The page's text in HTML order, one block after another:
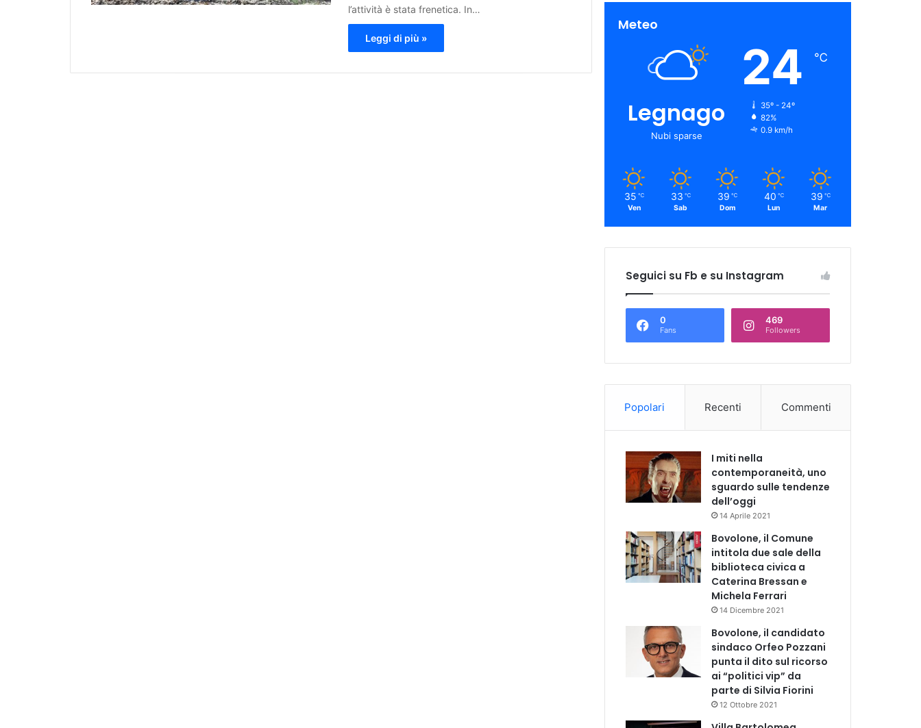
l’attività è stata frenetica. In…
Leggi di più »
Meteo
Legnago
Nubi sparse
24 ℃
35º - 24º
82%
0.9 km/h
35 ℃
Ven
33 ℃
Sab
39 ℃
Dom
40 ℃
Lun
39 ℃
Mar
Seguici su Fb e su Instagram
0
Fans
469
Followers
Popolari Recenti Commenti
I miti nella
contemporaneità, uno
sguardo sulle tendenze
dell’oggi
14 Aprile 2021
Bovolone, il Comune
intitola due sale della
biblioteca civica a
Caterina Bressan e
Michela Ferrari
14 Dicembre 2021
Bovolone, il candidato
sindaco Orfeo Pozzani
punta il dito sul ricorso
ai “politici vip” da
parte di Silvia Fiorini
12 Ottobre 2021